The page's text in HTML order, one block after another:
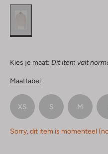
Kies je maat: Dit item valt
Maattabel
XS S M
Sorry, dit item is momenteel